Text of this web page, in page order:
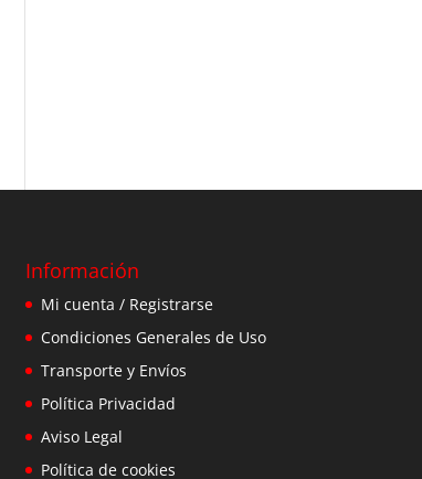
Información
Mi cuenta / Registrarse
Condiciones Generales de Uso
Transporte y Envíos
Política Privacidad
Aviso Legal
Política de cookies